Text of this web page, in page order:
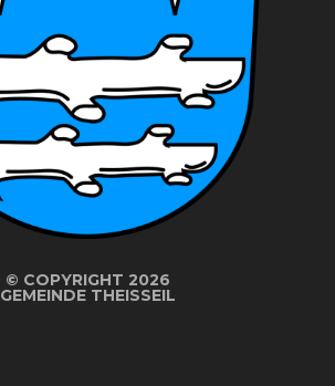
© COPYRIGHT 2026
GEMEINDE THEISSEIL